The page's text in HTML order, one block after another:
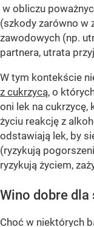
w obliczu
(szkody zarówno w
zawodowych (np.
partnera, utrata
W tym kontekście
z cukrzycą, o
oni lek na cukrzycę,
życiu reakcję z
odstawiają lek, by
(ryzykują
ryzykują życiem,
Wino dobre dla
Choć w niektórych